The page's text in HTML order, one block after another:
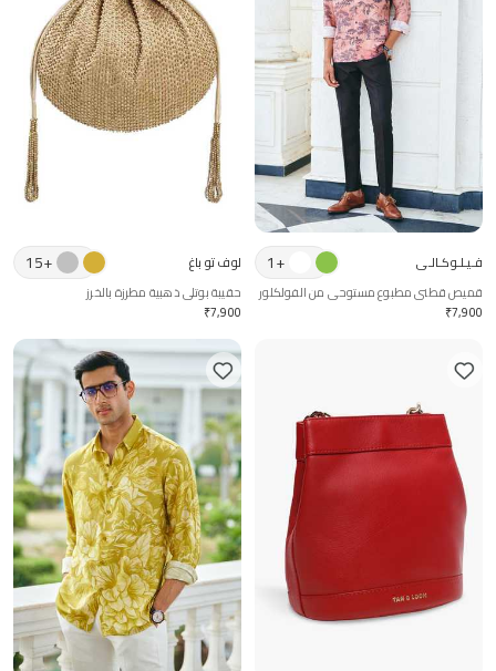
فـيـلـوكـالـي +
1
قميص قطني مطبوع مستوحى من الفولكلور
₹7,900
لوف تو باغ +
15
حقيبة بوتلي ذهبية مطرزة بالخرز
₹7,900